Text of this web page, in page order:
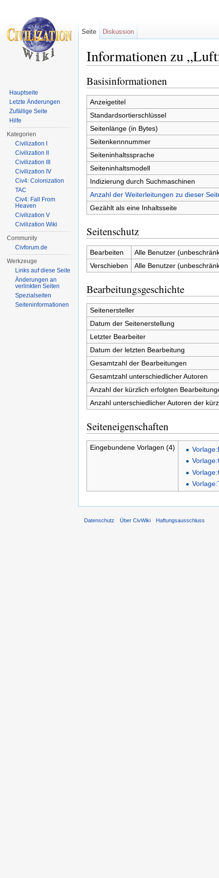
Informationen zu
Basisinformationen
Anzeigetitel
Standardsortierschlüssel
Seitenlänge (in Bytes)
Seitenkennnummer
Seiteninhaltssprache
Seiteninhaltsmodell
Indizierung durch Suchmaschinen
Anzahl der Weiterleitungen zu dieser
Gezählt als eine Inhaltsseite
Seitenschutz
Bearbeiten
Alle Benutzer
Verschieben
Alle Benutzer
Bearbeitungsgeschichte
Seitenersteller
Datum der Seitenerstellung
Letzter Bearbeiter
Datum der letzten Bearbeitung
Gesamtzahl der Bearbeitungen
Gesamtzahl unterschiedlicher Autoren
Anzahl der kürzlich erfolgten
Anzahl unterschiedlicher Autoren der
Seiteneigenschaften
Eingebundene Vorlagen (4)
Seite Diskussion
Hauptseite
Letzte Änderungen
Zufällige Seite
Hilfe
Kategorien
Civilization I
Civilization II
Civilization III
Civilization IV
Civ4: Colonization
TAC
Civ4: Fall From
Heaven
Civilization V
Civilization Wiki
Community
Civforum.de
Werkzeuge
Links auf diese Seite
Änderungen an
verlinkten Seiten
Spezialseiten
Seiten­informationen
Datenschutz Über CivWiki Haftungsausschluss